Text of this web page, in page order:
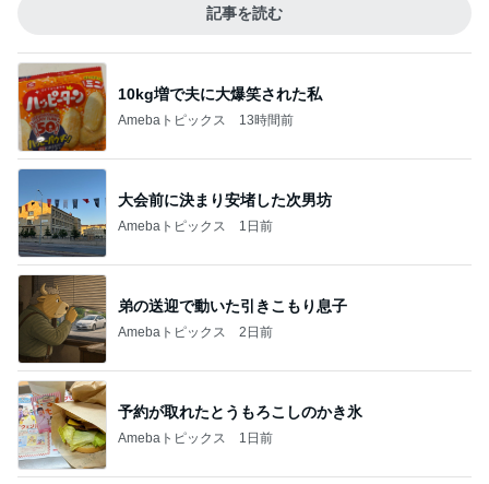
記事を読む
10kg増で夫に大爆笑された私
Amebaトピックス 13時間前
大会前に決まり安堵した次男坊
Amebaトピックス 1日前
弟の送迎で動いた引きこもり息子
Amebaトピックス 2日前
予約が取れたとうもろこしのかき氷
Amebaトピックス 1日前